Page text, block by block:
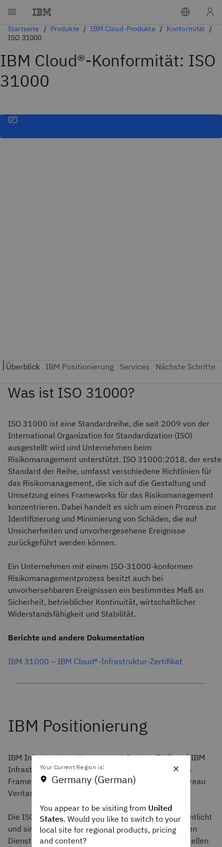
Startseite Produkte IBM Cloud-Produkte
Konformität
ISO 31000
IBM Cloud®-Konformität: ISO
31000
Was ist ISO 31000?
ISO 31000 ist eine Standardreihe, die seit 2009 von der
International Organization for Standardization (ISO)
ausgestellt wird und Unternehmen beim
Risikomanagement unterstützt. ISO 31000:2018, der erste
Standard der Reihe, umfasst verschiedene Richtlinien für
das Risikomanagement, die sich auf die Gestaltung und
Umsetzung eines Frameworks für das Risikomanagement
konzentrieren. Dabei handelt es sich um einen Prozess zur
Identifizierung und Minimierung von Schäden, die auf
Unsicherheiten und unvorhergesehene Ereignisse
zurückgeführt werden können.
Ein Unternehmen mit einem ISO-31000-konformen
Risikomanagementprozess besitzt auch bei
unvorhersehbaren Ereignissen ein bestimmtes Maß an
Sicherheit, betrieblicher Kontinuität, wirtschaftlicher
Widerstandsfähigkeit und Stabilität.
Berichte und andere Dokumentation
IBM 31000 – IBM Cloud®-Infrastruktur-Zertifikat
IBM Infrastructure Management System (IMS) und IBM
Infrastructure as a Service (IaaS) verfügen über ein
Framework für das Risikomanagement, das von Bureau
Veritas nach ISO 31000:2018 zertifiziert wurde.
Die ISO-31000-Zertifikate von IBM werden veröffentlicht
und sind allgemein verfügbar. Die unten aufgeführten
Dienstleistungen sind ISO-31000-zertifiziert und stellen
×
Your Current Region is:
Germany (German)
You appear to be visiting from United
States. Would you like to switch to your
local site for regional products, pricing
and content?